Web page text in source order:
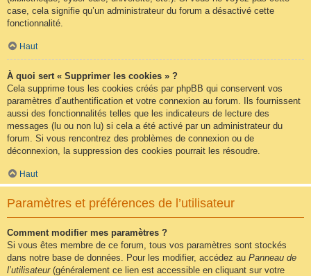
case, cela signifie qu’un administrateur du forum a désactivé cette
fonctionnalité.
Haut
À quoi sert « Supprimer les cookies » ?
Cela supprime tous les cookies créés par phpBB qui conservent vos
paramètres d’authentification et votre connexion au forum. Ils fournissent
aussi des fonctionnalités telles que les indicateurs de lecture des
messages (lu ou non lu) si cela a été activé par un administrateur du
forum. Si vous rencontrez des problèmes de connexion ou de
déconnexion, la suppression des cookies pourrait les résoudre.
Haut
Paramètres et préférences de l’utilisateur
Comment modifier mes paramètres ?
Si vous êtes membre de ce forum, tous vos paramètres sont stockés
dans notre base de données. Pour les modifier, accédez au Panneau de
l’utilisateur(généralement ce lien est accessible en cliquant sur votre